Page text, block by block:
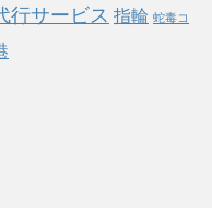
行サービス 指輪 蛇毒コ